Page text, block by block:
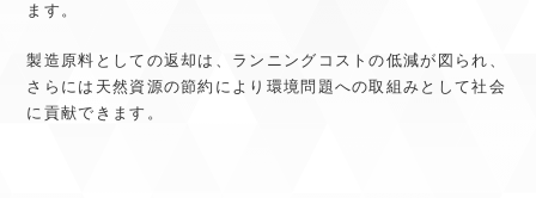
ます。
製造原料としての返却は、ランニングコストの低減が図られ、
さらには天然資源の節約により環境問題への取組みとして社会
に貢献できます。